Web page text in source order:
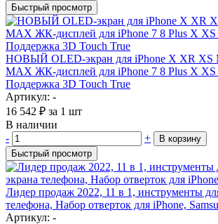
Быстрый просмотр
НОВЫЙ OLED-экран для iPhone X XR XS
MAX ЖК-дисплей для iPhone 7 8 Plus X XS
Поддержка 3D Touch True
Артикул: -
16 542 ₽ за 1 шт
В наличии
-
+
В корзину
Быстрый просмотр
Лидер продаж 2022, 11 в 1, инструменты
телефона, Набор отверток для iPhone,
Артикул: -